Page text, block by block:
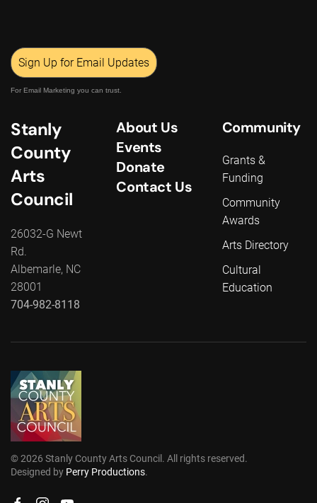
Sign Up for Email Updates
For Email Marketing you can trust.
Stanly
County
Arts
Council
26032-G Newt
Rd.
Albemarle, NC
28001
704-982-8118
About Us
Events
Donate
Contact Us
Community
Grants &
Funding
Community
Awards
Arts Directory
Cultural
Education
©2026 Stanly County Arts Council. All rights reserved.
Designed by Perry Productions.